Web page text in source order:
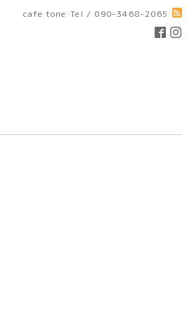
cafe tone Tel / 090-3468-2065